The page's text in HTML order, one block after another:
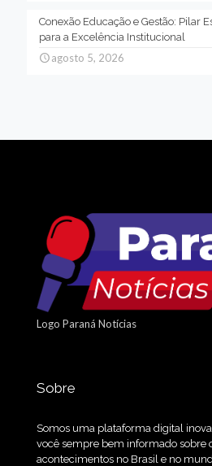
Conexão Educação e Gestão: Pilar
para a Excelência Institucional
agosto 5, 2026
Logo Paraná Notícias
Sobre
Somos uma plataforma digital
você sempre bem informado sobre
acontecimentos no Brasil e no